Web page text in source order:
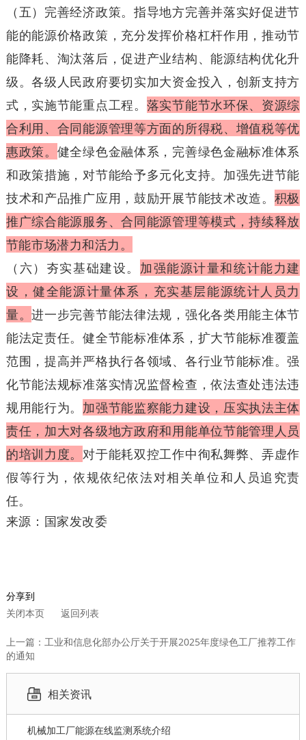
（五）完善经济政策。指导地方完善并落实好促进节
能的能源价格政策，充分发挥价格杠杆作用，推动节
能降耗、淘汰落后，促进产业结构、能源结构优化升
级。各级人民政府要切实加大资金投入，创新支持方
式，实施节能重点工程。 落实节能节水环保、资源综
合利用、合同能源管理等方面的所得税、增值税等优
惠政策。 健全绿色金融体系，完善绿色金融标准体系
和政策措施，对节能给予多元化支持。加强先进节能
技术和产品推广应用，鼓励开展节能技术改造。 积极
推广综合能源服务、合同能源管理等模式，持续释放
节能市场潜力和活力。
（六）夯实基础建设。 加强能源计量和统计能力建
设，健全能源计量体系，充实基层能源统计人员力
量。进一步完善节能法律法规，强化各类用能主体节
能法定责任。健全节能标准体系，扩大节能标准覆盖
范围，提高并严格执行各领域、各行业节能标准。强
化节能法规标准落实情况监督检查，依法查处违法违
规用能行为。 加强节能监察能力建设，压实执法主体
责任，加大对各级地方政府和用能单位节能管理人员
的培训力度。对于能耗双控工作中徇私舞弊、弄虚作
假等行为，依规依纪依法对相关单位和人员追究责
任。
来源：国家发改委
分享到
关闭本页
返回列表
上一篇：工业和信息化部办公厅关于开展2025年度绿色工厂推荐工作
的通知
相关资讯
机械加工厂能源在线监测系统介绍